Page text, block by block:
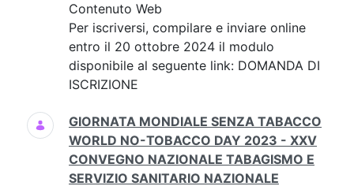
Contenuto Web
Per iscriversi, compilare e inviare online
entro il 20 ottobre 2024 il modulo
disponibile al seguente link: DOMANDA DI
ISCRIZIONE
GIORNATA MONDIALE SENZA TABACCO
WORLD NO-TOBACCO DAY 2023 - XXV
CONVEGNO NAZIONALE TABAGISMO E
SERVIZIO SANITARIO NAZIONALE